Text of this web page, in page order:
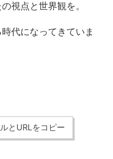
視点と世界観を。
代になってきていま
とURLをコピー